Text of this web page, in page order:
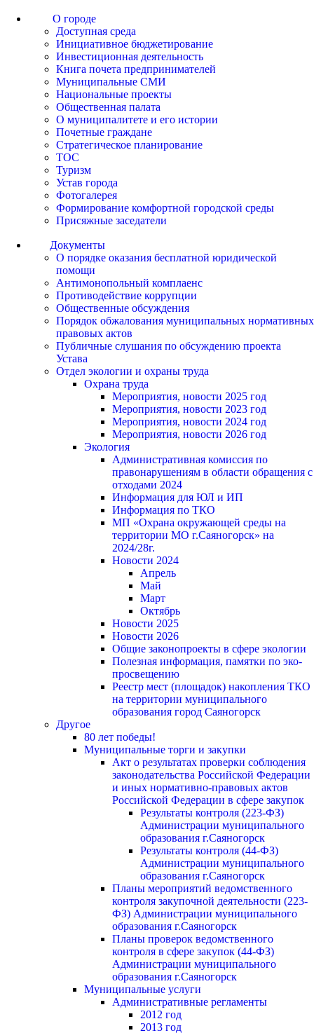
О городе
Доступная среда
Инициативное бюджетирование
Инвестиционная деятельность
Книга почета предпринимателей
Муниципальные СМИ
Национальные проекты
Общественная палата
О муниципалитете и его истории
Почетные граждане
Стратегическое планирование
ТОС
Туризм
Устав города
Фотогалерея
Формирование комфортной городской среды
Присяжные заседатели
Документы
О порядке оказания бесплатной юридической
помощи
Антимонопольный комплаенс
Противодействие коррупции
Общественные обсуждения
Порядок обжалования муниципальных нормативных
правовых актов
Публичные слушания по обсуждению проекта
Устава
Отдел экологии и охраны труда
Охрана труда
Мероприятия, новости 2025 год
Мероприятия, новости 2023 год
Мероприятия, новости 2024 год
Мероприятия, новости 2026 год
Экология
Административная комиссия по
правонарушениям в области обращения с
отходами 2024
Информация для ЮЛ и ИП
Информация по ТКО
МП «Охрана окружающей среды на
территории МО г.Саяногорск» на
2024/28г.
Новости 2024
Апрель
Май
Март
Октябрь
Новости 2025
Новости 2026
Общие законопроекты в сфере экологии
Полезная информация, памятки по эко-
просвещению
Реестр мест (площадок) накопления ТКО
на территории муниципального
образования город Саяногорск
Другое
80 лет победы!
Муниципальные торги и закупки
Акт о результатах проверки соблюдения
законодательства Российской Федерации
и иных нормативно-правовых актов
Российской Федерации в сфере закупок
Результаты контроля (223-ФЗ)
Администрации муниципального
образования г.Саяногорск
Результаты контроля (44-ФЗ)
Администрации муниципального
образования г.Саяногорск
Планы мероприятий ведомственного
контроля закупочной деятельности (223-
ФЗ) Администрации муниципального
образования г.Саяногорск
Планы проверок ведомственного
контроля в сфере закупок (44-ФЗ)
Администрации муниципального
образования г.Саяногорск
Муниципальные услуги
Административные регламенты
2012 год
2013 год